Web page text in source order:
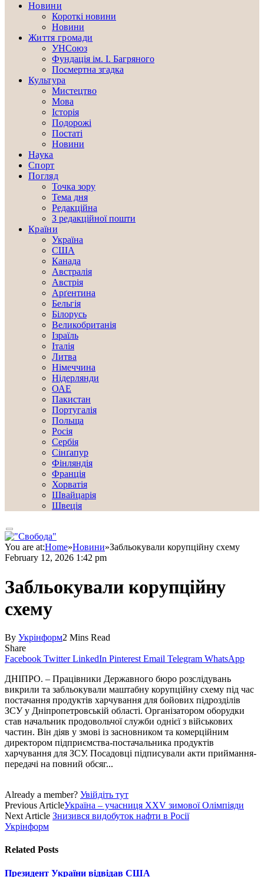
Новини
Короткі новини
Новини
Життя громади
УНСоюз
Фундація ім. І. Багряного
Посмертна згадка
Культура
Мистецтво
Мова
Історія
Подорожі
Постаті
Новини
Наука
Спорт
Погляд
Точка зору
Тема дня
Редакційна
З редакційної пошти
Країни
Україна
США
Канада
Австралія
Австрія
Арґентина
Бельгія
Білорусь
Великобританія
Ізраїль
Італія
Литва
Німеччина
Нідерлянди
ОАЕ
Пакистан
Португалія
Польща
Росія
Сербія
Сінґапур
Фінляндія
Франція
Хорватія
Швайцарія
Швеція
You are at:Home»Новини»Забльокували корупційну схему
February 12, 2026 1:42 pm
Забльокували корупційну
схему
By Укрінформ2 Mins Read
Share
Facebook Twitter LinkedIn Pinterest Email Telegram WhatsApp
ДНІПРО. – Працівники Державного бюро розслідувань
викрили та забльокували маштабну корупційну схему під час
постачання продуктів харчування для бойових підрозділів
ЗСУ у Дніпро­петровській області. Організатором оборудки
став начальник продовольчої служби однієї з військових
частин. Він діяв у змові із засновником та комерційним
директором підприємства-постачальника продуктів
харчування для ЗСУ. Посадовці підписували акти приймання-
передачі на повний обсяг...
Already a member? Увійдіть тут
Previous ArticleУкраїна – учасниця XXV зимової Олімпіяди
Next Article Знизився видобуток нафти в Росії
Укрінформ
Related Posts
Президент України відвідав США